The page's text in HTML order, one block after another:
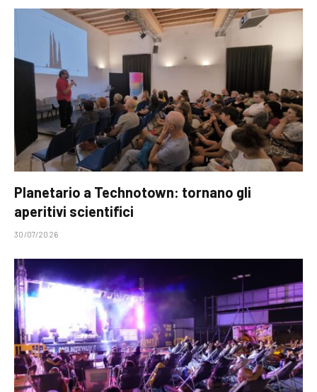
Planetario a Technotown: tornano gli
aperitivi scientifici
30/07/2026